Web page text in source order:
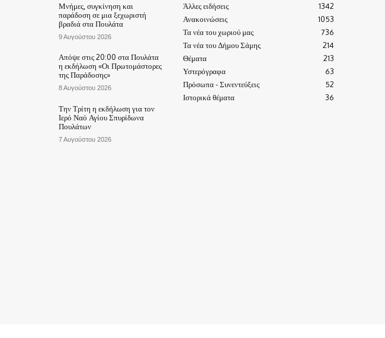
Μνήμες, συγκίνηση και
παράδοση σε μια ξεχωριστή
βραδιά στα Πουλάτα
9 Αυγούστου 2026
Απόψε στις 20:00 στα Πουλάτα
η εκδήλωση «Οι Πρωτομάστορες
της Παράδοσης»
8 Αυγούστου 2026
Την Τρίτη η εκδήλωση για τον
Ιερό Ναό Αγίου Σπυρίδωνα
Πουλάτων
7 Αυγούστου 2026
Άλλες ειδήσεις
1342
Ανακοινώσεις
1053
Τα νέα του χωριού μας
736
Τα νέα του Δήμου Σάμης
214
Θέματα
213
Υστερόγραφα
63
Πρόσωπα - Συνεντεύξεις
52
Ιστορικά θέματα
36